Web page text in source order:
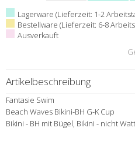
Lagerware (Lieferzeit: 1-2
Bestellware (Lieferzeit: 6-8
Ausverkauft
Artikelbeschreibung
Fantasie Swim
Beach Waves Bikini-BH G-K Cup
Bikini - BH mit Bügel, Bikini - nicht